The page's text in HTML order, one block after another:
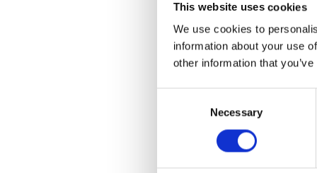
This website uses cookies
We use cookies to
information about your use
other information that
Necessary